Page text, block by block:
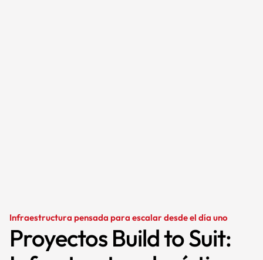
Infraestructura pensada para escalar desde el día uno
Proyectos Build to Suit: